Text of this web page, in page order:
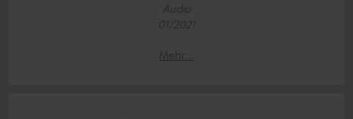
Audio
01/2021
Mehr...